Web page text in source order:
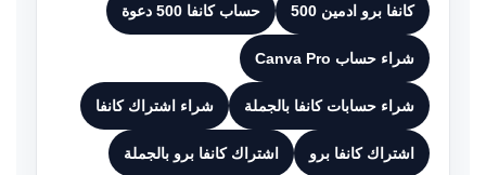
كانفا برو ادمين 500 حساب كانفا 500 دعوة
شراء حساب Canva Pro
شراء حسابات كانفا بالجملة شراء اشتراك كانفا
اشتراك كانفا برو اشتراك كانفا برو بالجملة